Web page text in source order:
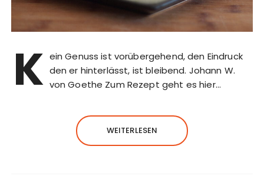
K ein Genuss ist vorübergehend, den Eindruck
den er hinterlässt, ist bleibend. Johann W.
von Goethe Zum Rezept geht es hier…
WEITERLESEN